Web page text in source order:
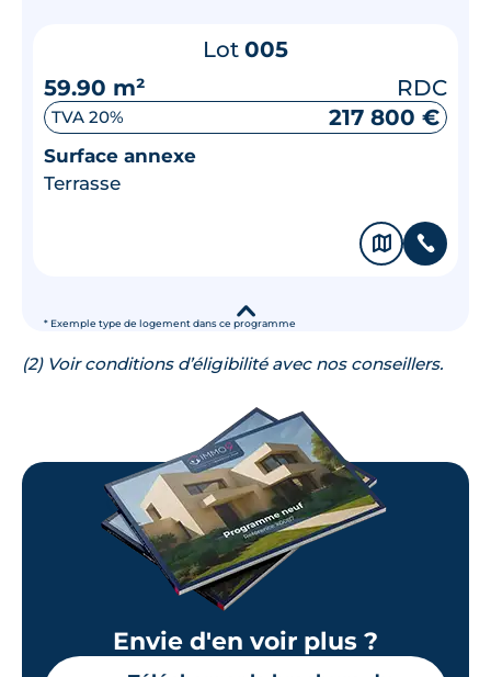
* Exemple type de logement dans ce programme
Lot 005
59.90 m²
RDC
TVA 20% 217 800 €
Surface annexe
Terrasse
🗞 📞
▾
(2) Voir conditions d’éligibilité avec nos conseillers.
Envie d'en voir plus ?